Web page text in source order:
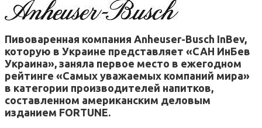
Пивоваренная компания Anheuser-Busch InBev,
которую в Украине представляет «САН ИнБев
Украина», заняла первое место в ежегодном
рейтинге «Самых уважаемых компаний мира»
в категории производителей напитков,
составленном американским деловым
изданием FORTUNE.